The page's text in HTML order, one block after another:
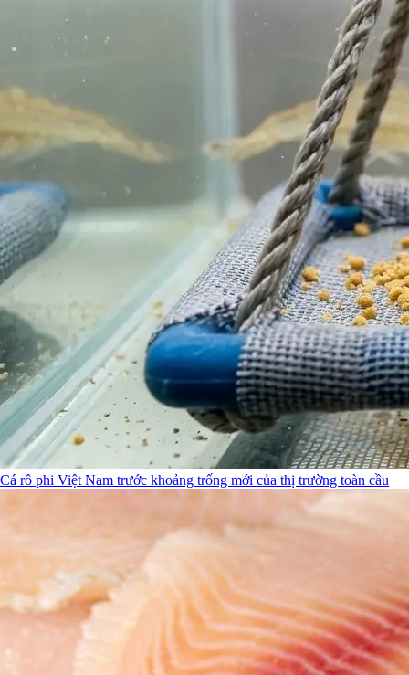
Cá rô phi Việt Nam trước khoảng trống mới của thị trường toàn cầu